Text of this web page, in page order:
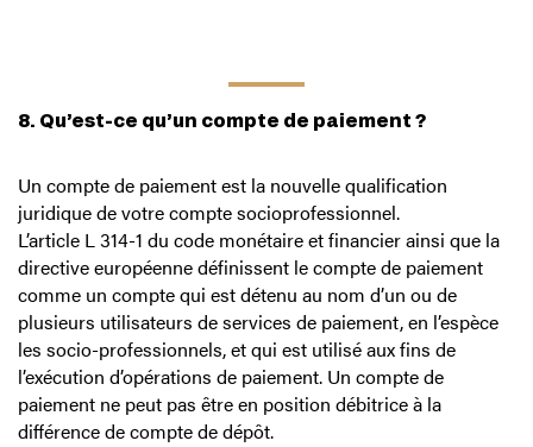
8. Qu’est-ce qu’un compte de paiement ?
Un compte de paiement est la nouvelle qualification
juridique de votre compte socioprofessionnel.
L’article L 314-1 du code monétaire et financier ainsi que la
directive européenne définissent le compte de paiement
comme un compte qui est détenu au nom d’un ou de
plusieurs utilisateurs de services de paiement, en l’espèce
les socio-professionnels, et qui est utilisé aux fins de
l’exécution d’opérations de paiement. Un compte de
paiement ne peut pas être en position débitrice à la
différence de compte de dépôt.